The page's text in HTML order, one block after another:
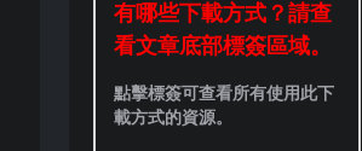
有哪些下載方式？請查
看文章底部標簽區域。
點擊標簽可查看所有使用此下
載方式的資源。